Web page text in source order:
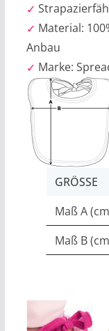
Material:
Anbau
Marke:
GRÖSSE
Maß A
Maß B